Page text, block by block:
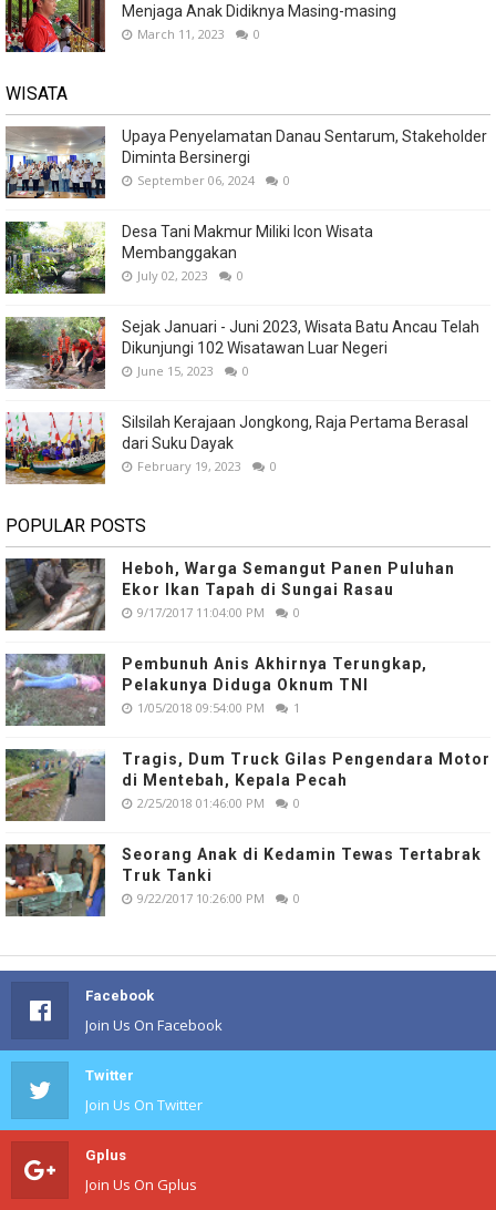
Menjaga Anak Didiknya Masing-masing
March 11, 2023 0
WISATA
Upaya Penyelamatan Danau Sentarum, Stakeholder
Diminta Bersinergi
September 06, 2024 0
Desa Tani Makmur Miliki Icon Wisata
Membanggakan
July 02, 2023 0
Sejak Januari - Juni 2023, Wisata Batu Ancau Telah
Dikunjungi 102 Wisatawan Luar Negeri
June 15, 2023 0
Silsilah Kerajaan Jongkong, Raja Pertama Berasal
dari Suku Dayak
February 19, 2023 0
POPULAR POSTS
Heboh, Warga Semangut Panen Puluhan
Ekor Ikan Tapah di Sungai Rasau
9/17/2017 11:04:00 PM 0
Pembunuh Anis Akhirnya Terungkap,
Pelakunya Diduga Oknum TNI
1/05/2018 09:54:00 PM 1
Tragis, Dum Truck Gilas Pengendara Motor
di Mentebah, Kepala Pecah
2/25/2018 01:46:00 PM 0
Seorang Anak di Kedamin Tewas Tertabrak
Truk Tanki
9/22/2017 10:26:00 PM 0
Facebook
Join Us On Facebook
Twitter
Join Us On Twitter
Gplus
Join Us On Gplus